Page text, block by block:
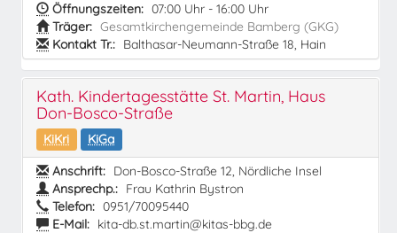
Öffnungszeiten: 07:00 Uhr - 16:00 Uhr
Träger: Gesamtkirchengemeinde Bamberg (GKG)
Kontakt Tr.: Balthasar-Neumann-Straße 18, Hain
Kath. Kindertagesstätte St. Martin, Haus
Don-Bosco-Straße
KiKri
KiGa
Anschrift: Don-Bosco-Straße 12, Nördliche Insel
Ansprechp.: Frau Kathrin Bystron
Telefon: 0951/70095440
E-Mail: kita-db.st.martin@kitas-bbg.de